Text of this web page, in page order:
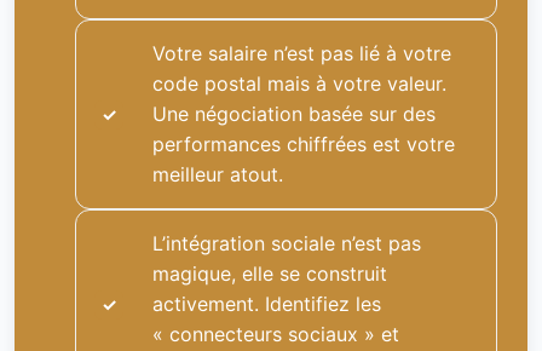
Votre salaire n’est pas lié à votre
code postal mais à votre valeur.
Une négociation basée sur des
performances chiffrées est votre
meilleur atout.
L’intégration sociale n’est pas
magique, elle se construit
activement. Identifiez les
« connecteurs sociaux » et